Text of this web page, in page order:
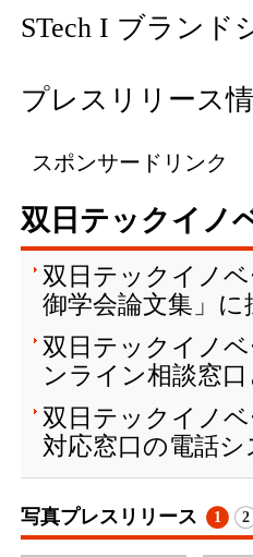
STech I ブランド
プレスリリース
スポンサードリンク
双日テックイノ
双日テックイノ
御学会論文集」に
双日テックイノ
ンライン相談窓
双日テックイノ
対応窓口の電話シ
写真プレスリリース 1 2